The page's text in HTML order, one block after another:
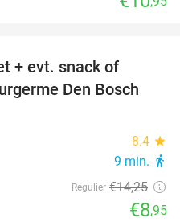
+ evt. snack of
Den Bosch
8.4 star
9 min. directions_walk
Regulier €14,25
€8,95